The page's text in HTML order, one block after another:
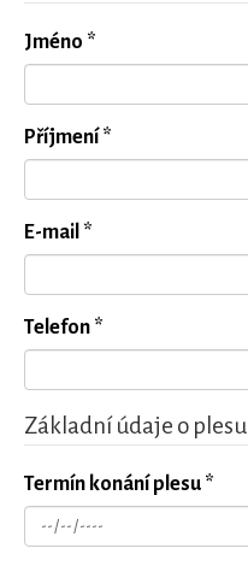
Jméno *
Příjmení *
E-mail *
Telefon *
Základní údaje o plesu
Termín konání plesu *